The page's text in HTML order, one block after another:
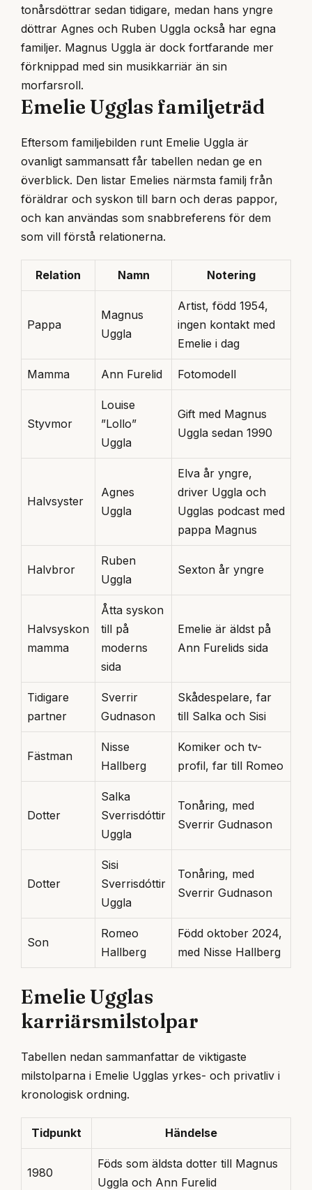
tonårsdöttrar sedan tidigare, medan hans yngre
döttrar Agnes och Ruben Uggla också har egna
familjer. Magnus Uggla är dock fortfarande mer
förknippad med sin musikkarriär än sin
morfarsroll.
Emelie Ugglas familjeträd
Eftersom familjebilden runt Emelie Uggla är
ovanligt sammansatt får tabellen nedan ge en
överblick. Den listar Emelies närmsta familj från
föräldrar och syskon till barn och deras pappor,
och kan användas som snabbreferens för dem
som vill förstå relationerna.
Relation Namn Notering
Pappa
Magnus
Uggla
Artist, född 1954,
ingen kontakt med
Emelie i dag
Mamma Ann Furelid Fotomodell
Styvmor
Louise
”Lollo”
Uggla
Gift med Magnus
Uggla sedan 1990
Halvsyster
Agnes
Uggla
Elva år yngre,
driver Uggla och
Ugglas podcast med
pappa Magnus
Halvbror
Ruben
Uggla
Sexton år yngre
Halvsyskon
mamma
Åtta syskon
till på
moderns
sida
Emelie är äldst på
Ann Furelids sida
Tidigare
partner
Sverrir
Gudnason
Skådespelare, far
till Salka och Sisi
Fästman
Nisse
Hallberg
Komiker och tv-
profil, far till Romeo
Dotter
Salka
Sverrisdóttir
Uggla
Tonåring, med
Sverrir Gudnason
Dotter
Sisi
Sverrisdóttir
Uggla
Tonåring, med
Sverrir Gudnason
Son
Romeo
Hallberg
Född oktober 2024,
med Nisse Hallberg
Emelie Ugglas
karriärsmilstolpar
Tabellen nedan sammanfattar de viktigaste
milstolparna i Emelie Ugglas yrkes- och privatliv i
kronologisk ordning.
Tidpunkt Händelse
1980
Föds som äldsta dotter till Magnus
Uggla och Ann Furelid